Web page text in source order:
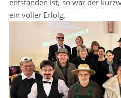
entstanden ist, so war der
ein voller Erfolg.